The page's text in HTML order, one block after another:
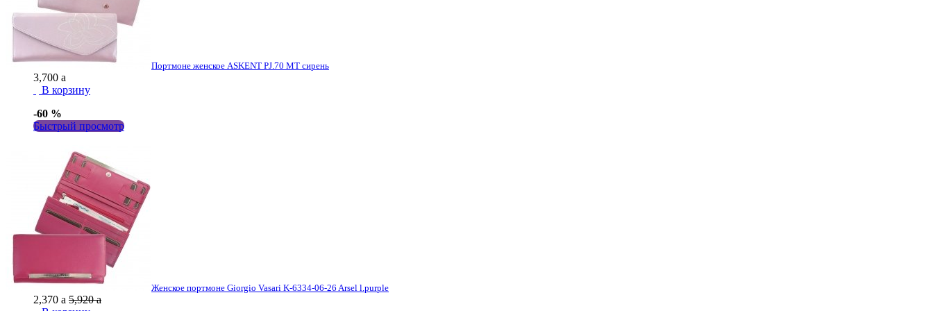
Портмоне женское ASKENT PJ.70 MT сирень
3,700 a
В корзину
-60 %
Быстрый просмотр
Женское портмоне Giorgio Vasari K-6334-06-26 Arsel l.purple
2,370 a 5,920a